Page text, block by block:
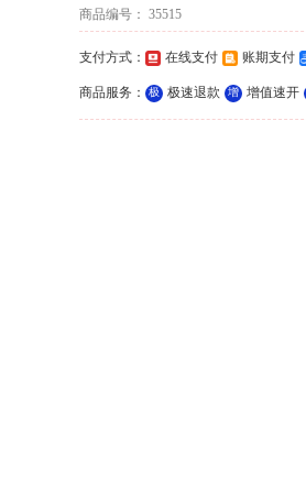
商品编号 ： 35515
支付方式 ： 在线支付 账期支付
商品服务 ： 极 极速退款 增 增值速开